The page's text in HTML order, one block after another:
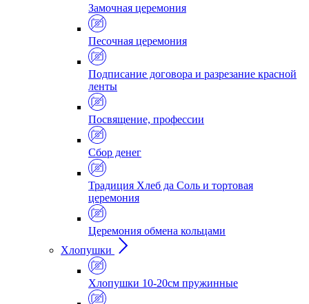
Замочная церемония
Песочная церемония
Подписание договора и разрезание красной
ленты
Посвящение, профессии
Сбор денег
Традиция Хлеб да Соль и тортовая
церемония
Церемония обмена кольцами
Хлопушки
Хлопушки 10-20см пружинные